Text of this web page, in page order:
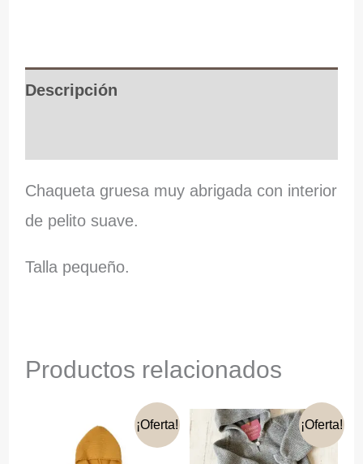
Descripción
Chaqueta gruesa muy abrigada con interior
de pelito suave.
Talla pequeño.
Productos relacionados
¡Oferta! ¡Oferta!